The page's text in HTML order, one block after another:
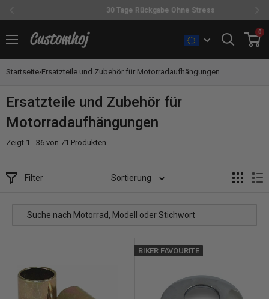
30 Tage Rückgabe Ohne Stress
zum
Inhalt
Customhoj
0
Startseite›Ersatzteile und Zubehör für Motorradaufhängungen
Ersatzteile und Zubehör für
Motorradaufhängungen
Zeigt 1 - 36 von 71 Produkten
Filter Sortierung
BIKER FAVOURITE